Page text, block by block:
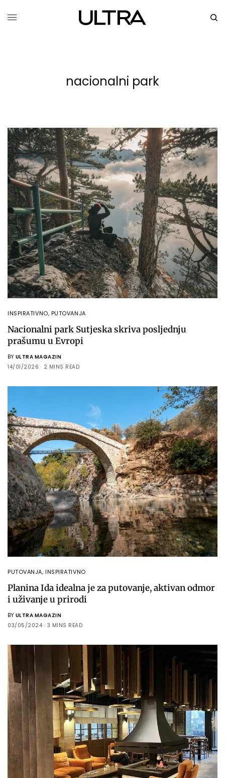
nacionalni park
INSPIRATIVNO, PUTOVANJA
Nacionalni park Sutjeska skriva posljednju
prašumu u Evropi
BY ULTRA MAGAZIN
14/01/2026
2 MINS READ
PUTOVANJA,INSPIRATIVNO
Planina Ida idealna je za putovanje, aktivan odmor
i uživanje u prirodi
BY ULTRA MAGAZIN
03/05/2024
3 MINS READ